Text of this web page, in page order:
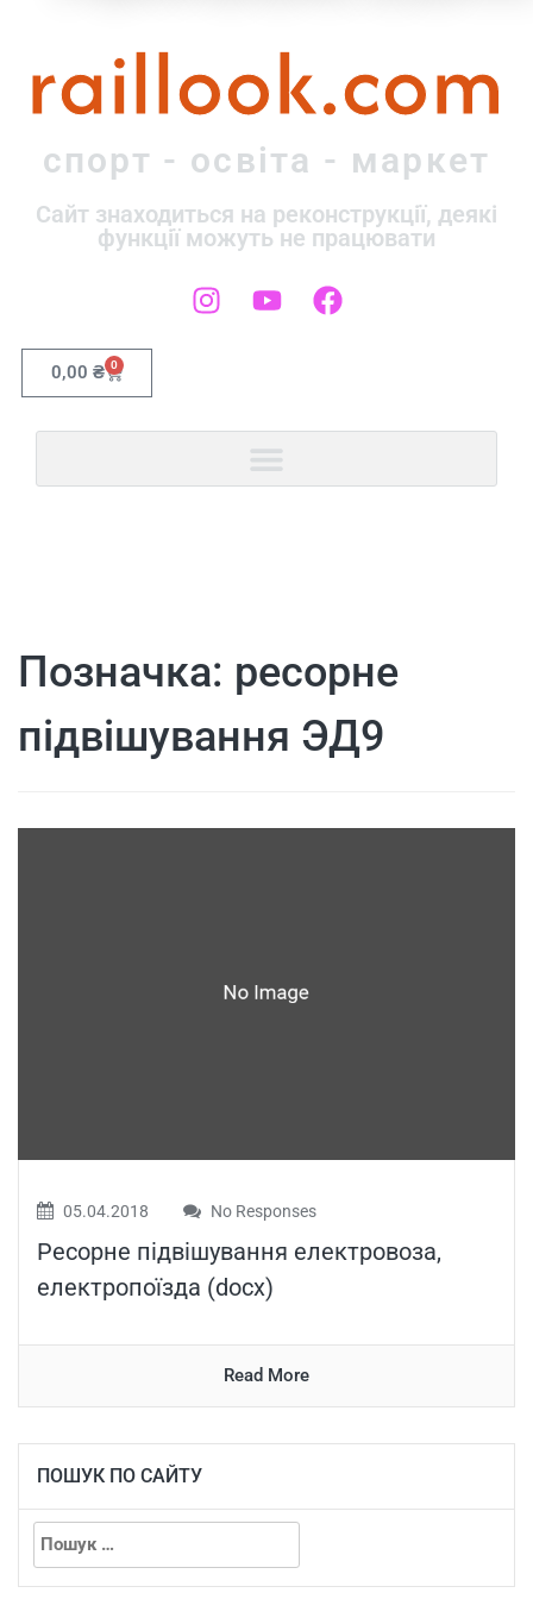
raillook.com
спорт - освіта - маркет
Сайт знаходиться на реконструкції, деякі
функції можуть не працювати
0,00 ₴ 0
Позначка: ресорне
підвішування ЭД9
05.04.2018 No Responses
Ресорне підвішування електровоза,
електропоїзда (docx)
Read More
ПОШУК ПО САЙТУ